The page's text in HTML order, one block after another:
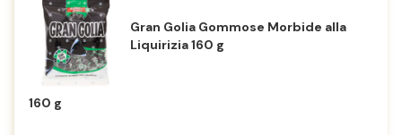
Gran Golia Gommose Morbide alla
Liquirizia 160 g
160 g